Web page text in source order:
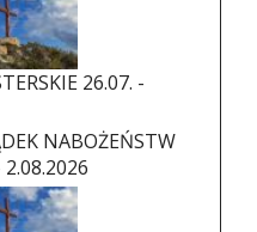
26.07. -
NABOŻEŃSTW
2.08.2026